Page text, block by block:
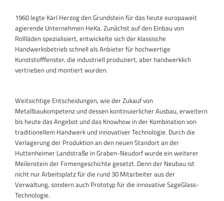
1960 legte Karl Herzog den Grundstein für das heute europaweit
agierende Unternehmen HeKa. Zunächst auf den Einbau von
Rollläden spezialisiert, entwickelte sich der klassische
Handwerksbetrieb schnell als Anbieter für hochwertige
Kunststofffenster, die industriell produziert, aber handwerklich
vertrieben und montiert wurden.
Weitsichtige Entscheidungen, wie der Zukauf von
Metallbaukompetenz und dessen kontinuierlicher Ausbau, erweitern
bis heute das Angebot und das Knowhow in der Kombination von
traditionellem Handwerk und innovativer Technologie. Durch die
Verlagerung der Produktion an den neuen Standort an der
Huttenheimer Landstraße in Graben-Neudorf wurde ein weiterer
Meilenstein der Firmengeschichte gesetzt. Denn der Neubau ist
nicht nur Arbeitsplatz für die rund 30 Mitarbeiter aus der
Verwaltung, sondern auch Prototyp für die innovative SageGlass-
Technologie.